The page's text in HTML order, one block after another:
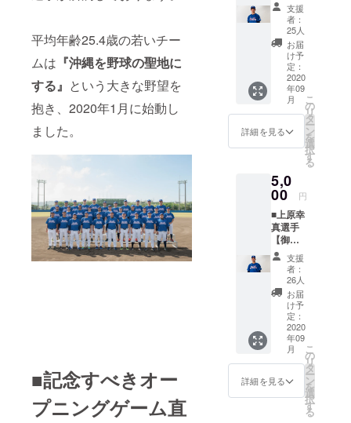
平均年齢25.4歳の若いチー
ムは 『沖縄を野球の聖地に
する』 という大きな野望を
抱き、2020年1月に始動し
ました。
■記念すべきオー
プニングゲーム直
デザイ
ンは変
更の可
能性も
ござい
ます。
ズを応
援した
いとい
う方は
こちら
よりご
支援を
よろし
くお願
いいた
しま
お願い
いたし
ます。
※マフ
ラータ
オルの
デザイ
ンは変
更の可
能性も
ござい
ます。
文選手
のオリ
ジナル
マフ
ラータ
オルを
お送り
いたし
ます。
又吉亮
文選手
ラータ
オルで
琉球ブ
ルー
オー
シャン
ズを応
援した
いとい
う方は
こちら
よりご
支援を
よろし
くお願
いいた
しま
三吉央
起選手
オリジ
ナルマ
フラー
タオ
ル】 三
吉央起
選手の
サイン
入り御
礼手紙
ルで送
らせて
いただ
くのに
加え、
三吉央
起選手
のオリ
ジナル
マフ
ラータ
オルを
お送り
いたし
ます。
三吉央
起選手
支援
者：
25人
お届
け予
定：
2020
年09
月
詳細を見る
こ
の
リ
タ
ー
ン
を
選
択
す
る
5,0
00 円
■上原幸
真選手
【御礼
手紙＋
上原幸
真選手
オリジ
ナルマ
フラー
タオ
ル】 上
原幸真
選手の
サイン
入り御
礼手紙
支援
者：
26人
お届
け予
定：
2020
年09
月
詳細を見る
こ
の
リ
タ
ー
ン
を
選
択
す
る